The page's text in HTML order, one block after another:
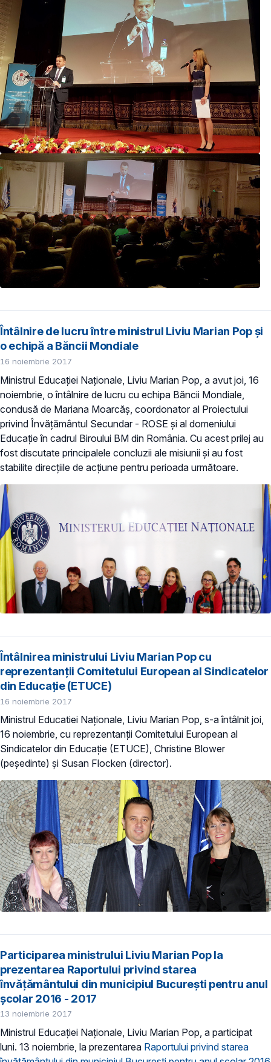
Întâlnire de lucru între ministrul Liviu Marian Pop și
o echipă a Băncii Mondiale
16 noiembrie 2017
Ministrul Educației Naționale, Liviu Marian Pop, a avut joi, 16
noiembrie, o întâlnire de lucru cu echipa Băncii Mondiale,
condusă de Mariana Moarcăș, coordonator al Proiectului
privind Învățământul Secundar - ROSE și al domeniului
Educație în cadrul Biroului BM din România. Cu acest prilej au
fost discutate principalele concluzii ale misiunii și au fost
stabilite direcțiile de acțiune pentru perioada următoare.
Întâlnirea ministrului Liviu Marian Pop cu
reprezentanții Comitetului European al Sindicatelor
din Educație (ETUCE)
16 noiembrie 2017
Ministrul Educatiei Naționale, Liviu Marian Pop, s-a întâlnit joi,
16 noiembrie, cu reprezentanții Comitetului European al
Sindicatelor din Educație (ETUCE), Christine Blower
(peședinte) și Susan Flocken (director).
Participarea ministrului Liviu Marian Pop la
prezentarea Raportului privind starea
învăţământului din municipiul Bucureşti pentru anul
şcolar 2016 - 2017
13 noiembrie 2017
Ministrul Educației Naționale, Liviu Marian Pop, a participat
luni. 13 noiembrie, la prezentarea Raportului privind starea